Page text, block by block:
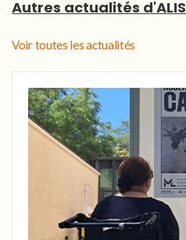
Autres actualités d'ALIS
Voir toutes les actualités